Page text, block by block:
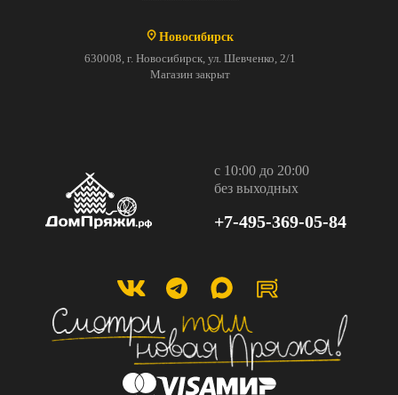
Новосибирск
630008, г. Новосибирск, ул. Шевченко, 2/1
Магазин закрыт
с 10:00 до 20:00
без выходных
+7-495-369-05-84